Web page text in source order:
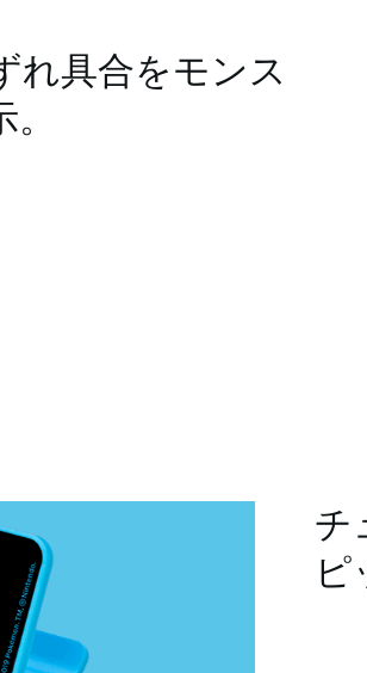
れ具合をモンス
チ
ピ